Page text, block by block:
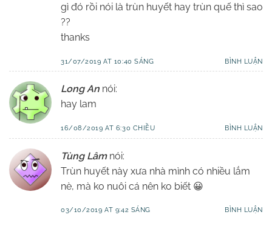
gì đó rồi nói là trùn huyết hay trùn quế thì sao
??
thanks
31/07/2019 AT 10:40 SÁNG BÌNH LUẬN
Long An nói:
hay lam
16/08/2019 AT 6:30 CHIỀU BÌNH LUẬN
Tùng Lâm nói:
Trùn huyết này xưa nhà mình có nhiều lắm
nè, mà ko nuôi cá nên ko biết 😀
03/10/2019 AT 9:42 SÁNG BÌNH LUẬN